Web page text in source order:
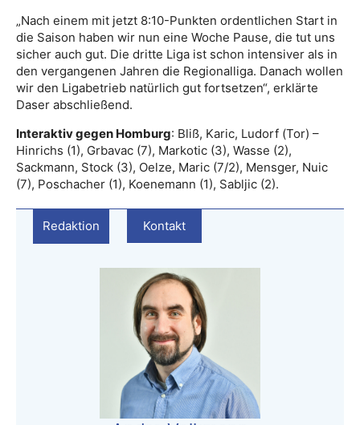
„Nach einem mit jetzt 8:10-Punkten ordentlichen Start in
die Saison haben wir nun eine Woche Pause, die tut uns
sicher auch gut. Die dritte Liga ist schon intensiver als in
den vergangenen Jahren die Regionalliga. Danach wollen
wir den Ligabetrieb natürlich gut fortsetzen“, erklärte
Daser abschließend.
Interaktiv gegen Homburg: Bliß, Karic, Ludorf (Tor) –
Hinrichs (1), Grbavac (7), Markotic (3), Wasse (2),
Sackmann, Stock (3), Oelze, Maric (7/2), Mensger, Nuic
(7), Poschacher (1), Koenemann (1), Sabljic (2).
Redaktion Kontakt